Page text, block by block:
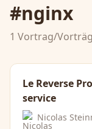
#nginx
1 Vortrag/
Le Reverse
service
Nicolas